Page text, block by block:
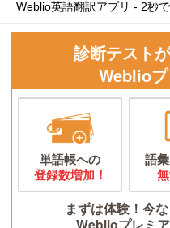
Weblio英語翻訳アプリ - 2秒
診断テストが
Weblio
単語帳への
登録数増加！
語
まずは体験！今